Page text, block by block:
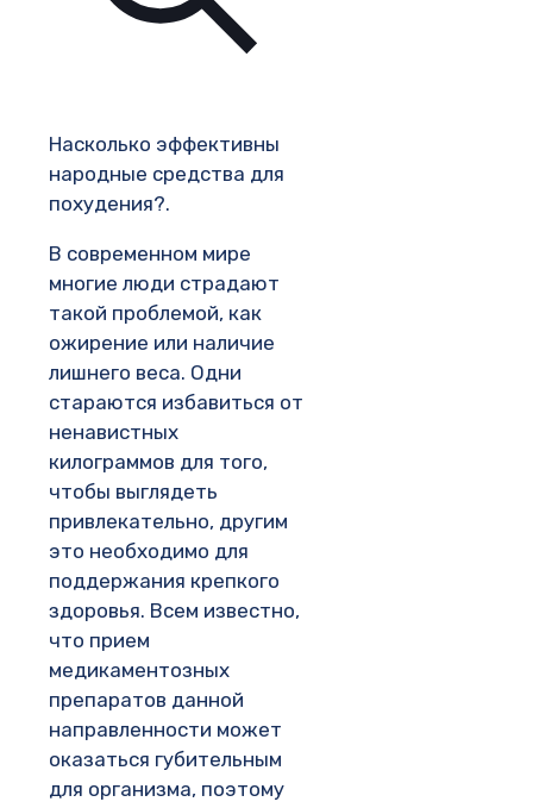
Насколько эффективны
народные средства для
похудения?.
В современном мире
многие люди страдают
такой проблемой, как
ожирение или наличие
лишнего веса. Одни
стараются избавиться от
ненавистных
килограммов для того,
чтобы выглядеть
привлекательно, другим
это необходимо для
поддержания крепкого
здоровья. Всем известно,
что прием
медикаментозных
препаратов данной
направленности может
оказаться губительным
для организма, поэтому